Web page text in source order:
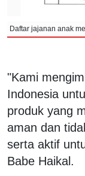
Daftar jajanan anak
"Kami
Indonesia
produk yang
aman dan
serta aktif
Babe Haikal.